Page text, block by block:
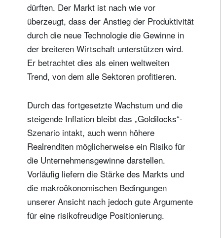
dürften. Der Markt ist nach wie vor
überzeugt, dass der Anstieg der Produktivität
durch die neue Technologie die Gewinne in
der breiteren Wirtschaft unterstützen wird.
Er betrachtet dies als einen weltweiten
Trend, von dem alle Sektoren profitieren.
Durch das fortgesetzte Wachstum und die
steigende Inflation bleibt das „Goldilocks“-
Szenario intakt, auch wenn höhere
Realrenditen möglicherweise ein Risiko für
die Unternehmensgewinne darstellen.
Vorläufig liefern die Stärke des Markts und
die makroökonomischen Bedingungen
unserer Ansicht nach jedoch gute Argumente
für eine risikofreudige Positionierung.